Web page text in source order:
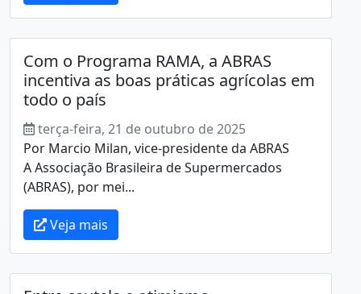
Com o Programa RAMA, a ABRAS
incentiva as boas práticas agrícolas em
todo o país
terça-feira, 21 de outubro de 2025
Por Marcio Milan, vice-presidente da ABRAS
A Associação Brasileira de Supermercados
(ABRAS), por mei...
Veja mais